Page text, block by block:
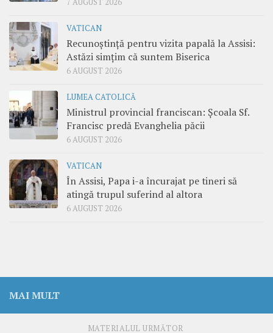
VATICAN
Recunoștință pentru vizita papală la Assisi:
Astăzi simțim că suntem Biserica
6 AUGUST 2026
LUMEA CATOLICĂ
Ministrul provincial franciscan: Școala Sf.
Francisc predă Evanghelia păcii
6 AUGUST 2026
VATICAN
În Assisi, Papa i-a încurajat pe tineri să
atingă trupul suferind al altora
6 AUGUST 2026
MAI MULT
MATERIALUL URMĂTOR